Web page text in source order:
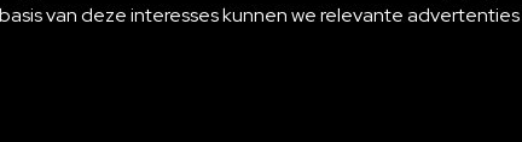
van deze interesses kunnen we relevante